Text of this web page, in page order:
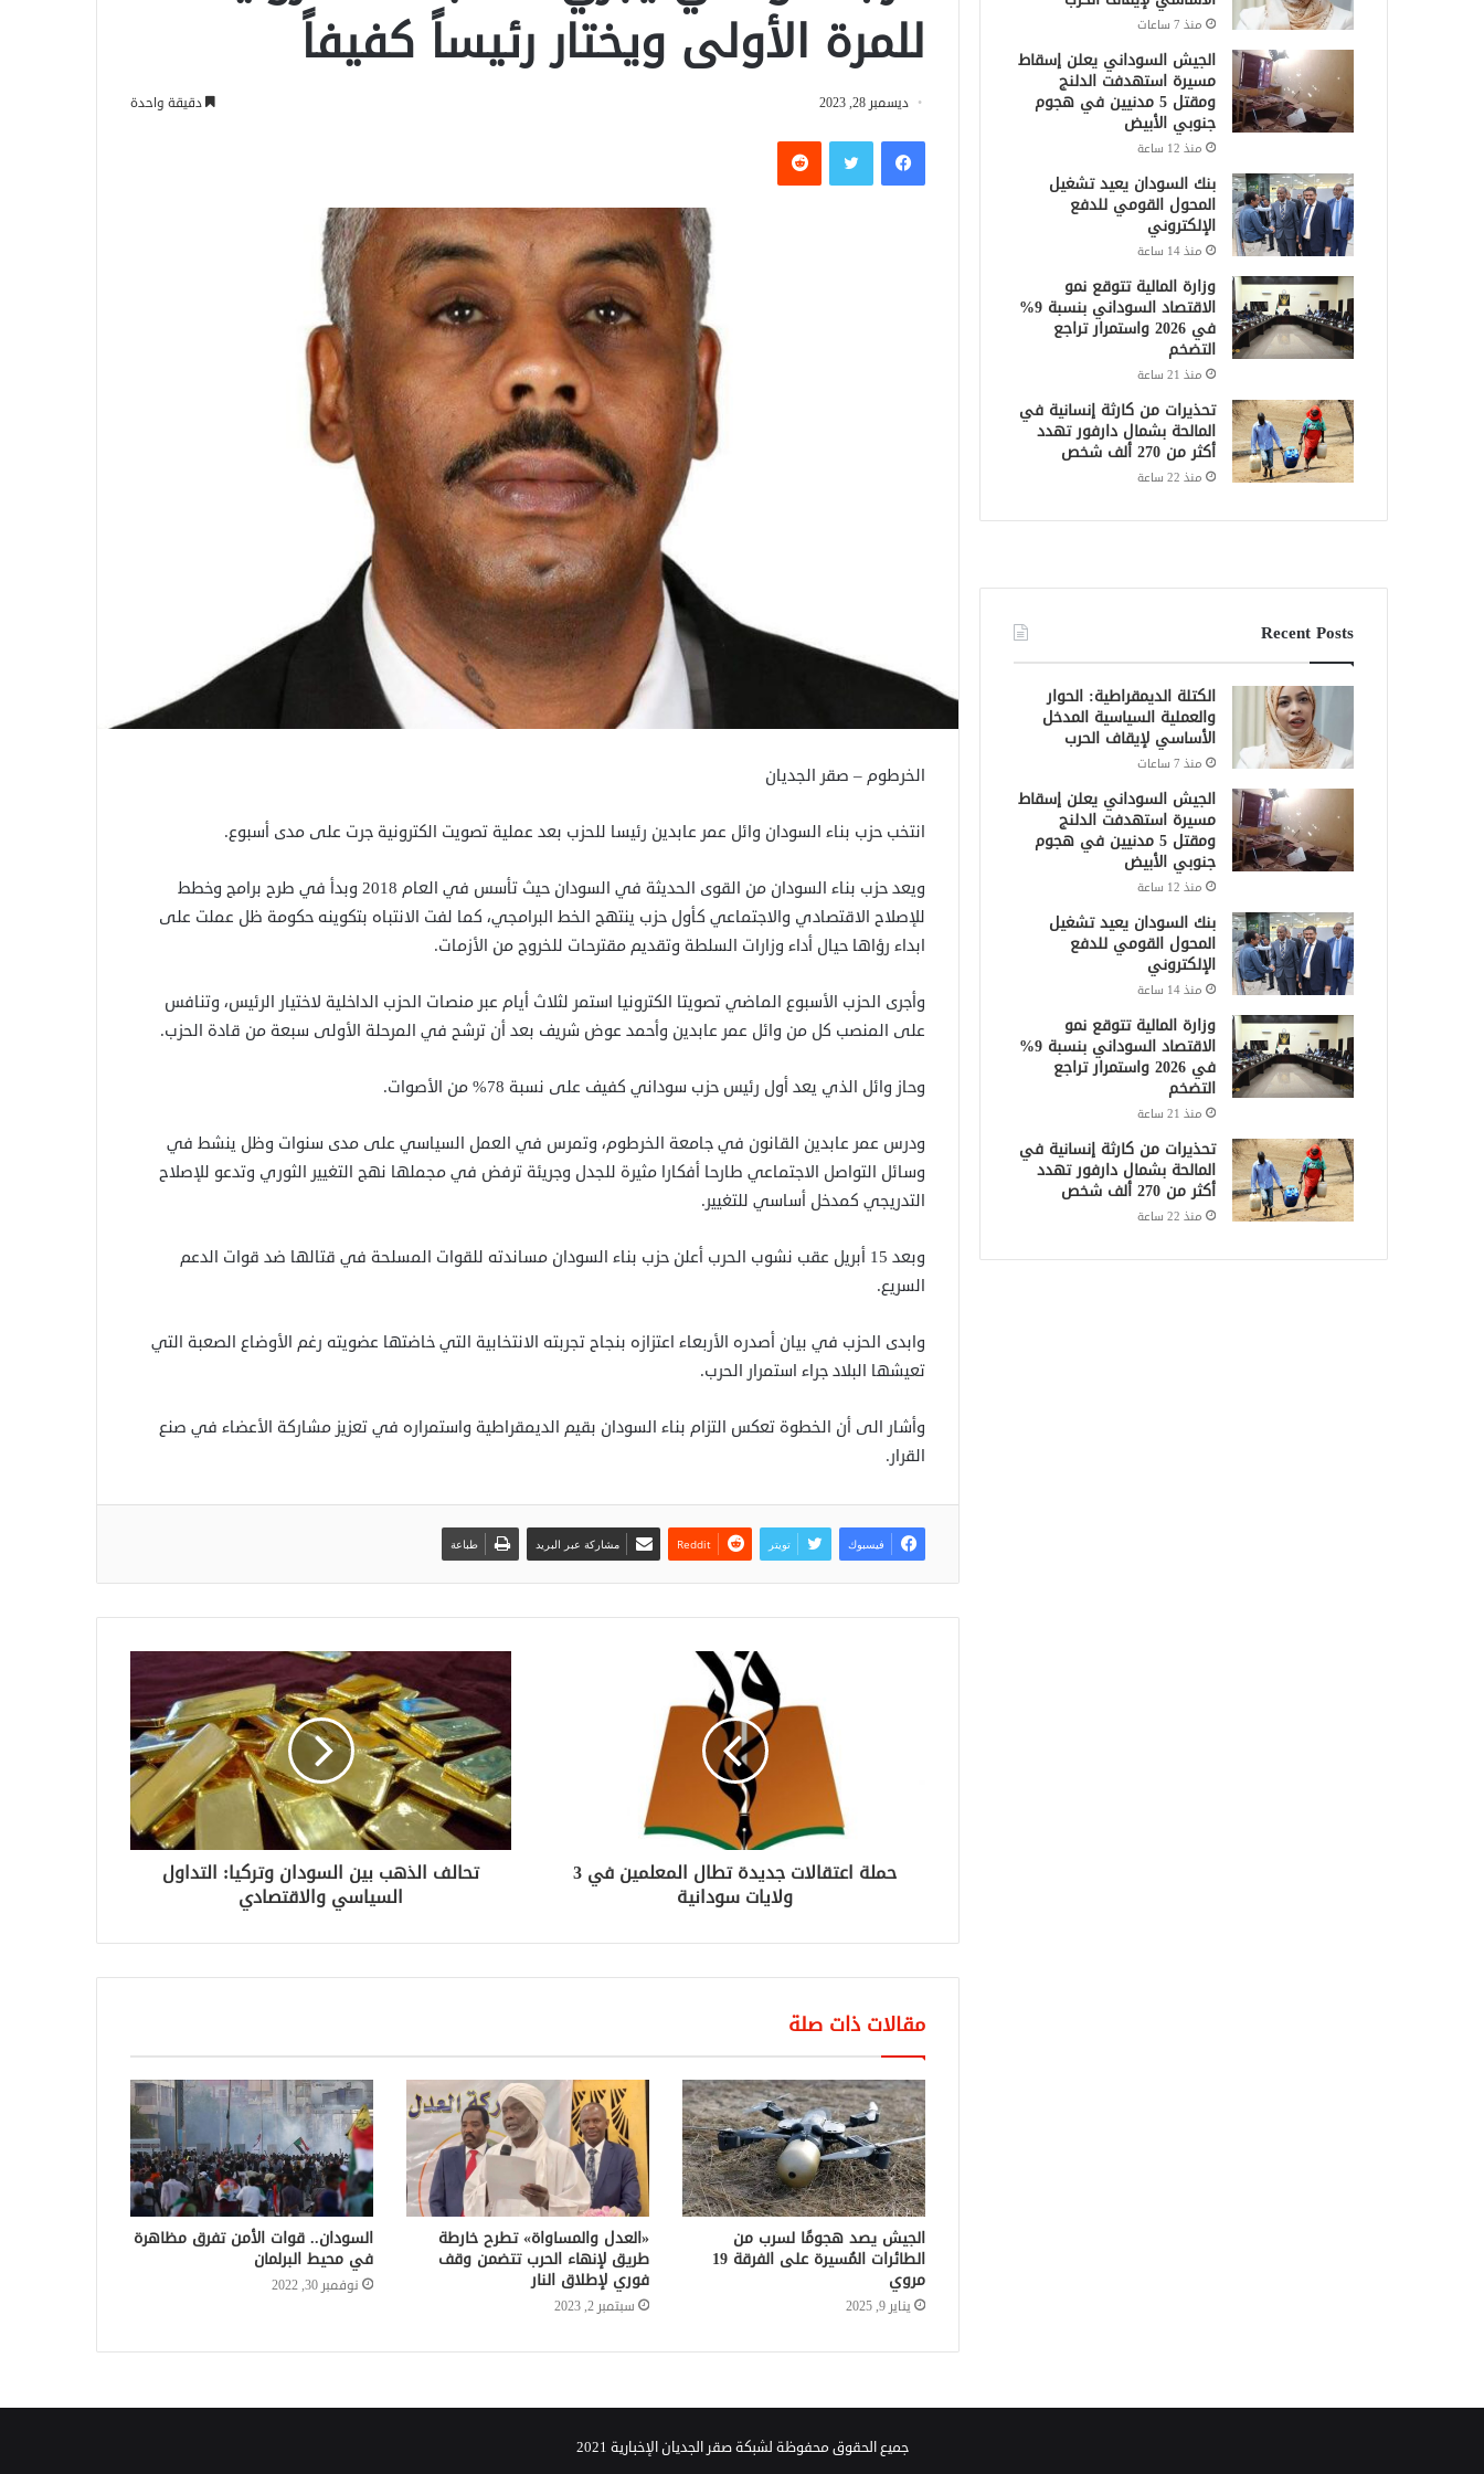
للمرة الأولى ويختار رئيساً كفيفاً
ديسمبر 28, 2023 دقيقة واحدة
فيسبوكتويتر
الخرطوم – صقر الجديان
انتخب حزب بناء السودان وائل عمر عابدين رئيسا للحزب بعد عملية تصويت الكترونية جرت على مدى أسبوع.
ويعد حزب بناء السودان من القوى الحديثة في السودان حيث تأسس في العام 2018 وبدأ في طرح برامج وخطط
للإصلاح الاقتصادي والاجتماعي كأول حزب ينتهج الخط البرامجي، كما لفت الانتباه بتكوينه حكومة ظل عملت على
ابداء رؤاها حيال أداء وزارات السلطة وتقديم مقترحات للخروج من الأزمات.
وأجرى الحزب الأسبوع الماضي تصويتا الكترونيا استمر لثلاث أيام عبر منصات الحزب الداخلية لاختيار الرئيس، وتنافس
على المنصب كل من وائل عمر عابدين وأحمد عوض شريف بعد أن ترشح في المرحلة الأولى سبعة من قادة الحزب.
وحاز وائل الذي يعد أول رئيس حزب سوداني كفيف على نسبة 78% من الأصوات.
ودرس عمر عابدين القانون في جامعة الخرطوم، وتمرس في العمل السياسي على مدى سنوات وظل ينشط في
وسائل التواصل الاجتماعي طارحا أفكارا مثيرة للجدل وجريئة ترفض في مجملها نهج التغيير الثوري وتدعو للإصلاح
التدريجي كمدخل أساسي للتغيير.
وبعد 15 أبريل عقب نشوب الحرب أعلن حزب بناء السودان مساندته للقوات المسلحة في قتالها ضد قوات الدعم
السريع.
وابدى الحزب في بيان أصدره الأربعاء اعتزازه بنجاح تجربته الانتخابية التي خاضتها عضويته رغم الأوضاع الصعبة التي
تعيشها البلاد جراء استمرار الحرب.
وأشار الى أن الخطوة تعكس التزام بناء السودان بقيم الديمقراطية واستمراره في تعزيز مشاركة الأعضاء في صنع
القرار.
فيسبوك تويتر مشاركة عبر البريد طباعة
حملة اعتقالات جديدة تطال المعلمين في 3
ولايات سودانية
تحالف الذهب بين السودان وتركيا: التداول
السياسي والاقتصادي
مقالات ذات صلة
الجيش يصد هجومًا لسرب من
الطائرات المُسيرة على الفرقة 19
مروي
يناير 9, 2025
«العدل والمساواة» تطرح خارطة
طريق لإنهاء الحرب تتضمن وقف
فوري لإطلاق النار
سبتمبر 2, 2023
السودان.. قوات الأمن تفرق مظاهرة
في محيط البرلمان
نوفمبر 30, 2022
منذ 7 ساعات
الجيش السوداني يعلن إسقاط
مسيرة استهدفت الدلنج
ومقتل 5 مدنيين في هجوم
جنوبي الأبيض
منذ 12 ساعة
بنك السودان يعيد تشغيل
المحول القومي للدفع
الإلكتروني
منذ 14 ساعة
وزارة المالية تتوقع نمو
الاقتصاد السوداني بنسبة 9%
في 2026 واستمرار تراجع
التضخم
منذ 21 ساعة
تحذيرات من كارثة إنسانية في
المالحة بشمال دارفور تهدد
أكثر من 270 ألف شخص
منذ 22 ساعة
Recent Posts
الكتلة الديمقراطية: الحوار
والعملية السياسية المدخل
الأساسي لإيقاف الحرب
منذ 7 ساعات
الجيش السوداني يعلن إسقاط
مسيرة استهدفت الدلنج
ومقتل 5 مدنيين في هجوم
جنوبي الأبيض
منذ 12 ساعة
بنك السودان يعيد تشغيل
المحول القومي للدفع
الإلكتروني
منذ 14 ساعة
وزارة المالية تتوقع نمو
الاقتصاد السوداني بنسبة 9%
في 2026 واستمرار تراجع
التضخم
منذ 21 ساعة
تحذيرات من كارثة إنسانية في
المالحة بشمال دارفور تهدد
أكثر من 270 ألف شخص
منذ 22 ساعة
جميع الحقوق محفوظة لشبكة صقر الجديان الإخبارية 2021